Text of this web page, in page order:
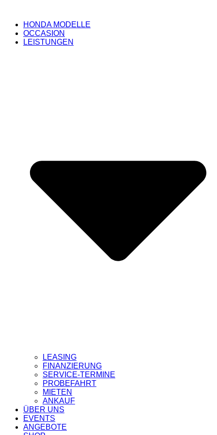
HONDA MODELLE
OCCASION
LEISTUNGEN
LEASING
FINANZIERUNG
SERVICE-TERMINE
PROBEFAHRT
MIETEN
ANKAUF
ÜBER UNS
EVENTS
ANGEBOTE